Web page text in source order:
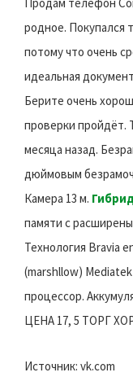
родное. Покупался
потому что очень
идеальная
Берите очень
проверки пройдёт.
месяца назад.
дюймовым
Камера 13 м.
памяти с
Технология Bravia
(marshllow)
процессор.
ЦЕНА 17, 5 ТОРГ
Источник: vk.com